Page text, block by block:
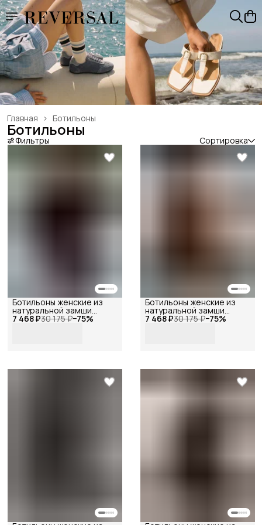
Ботильоны
Главная ›
Ботильоны
Фильтры Сортировка
7 468 ₽30 175 ₽−75%
Ботильоны женские из
натуральной замши
темно-фиолетовые , 7 468 ₽30 175 ₽−75%
Ботильоны женские из
натуральной замши
коричневые , Reversal,